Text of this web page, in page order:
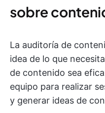
sobre
La auditoría de
idea de lo que
de contenido sea
equipo para realizar
y generar ideas de